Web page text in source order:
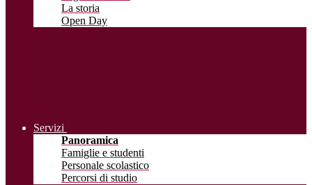
La storia
Open Day
Servizi
Panoramica
Famiglie e studenti
Personale scolastico
Percorsi di studio